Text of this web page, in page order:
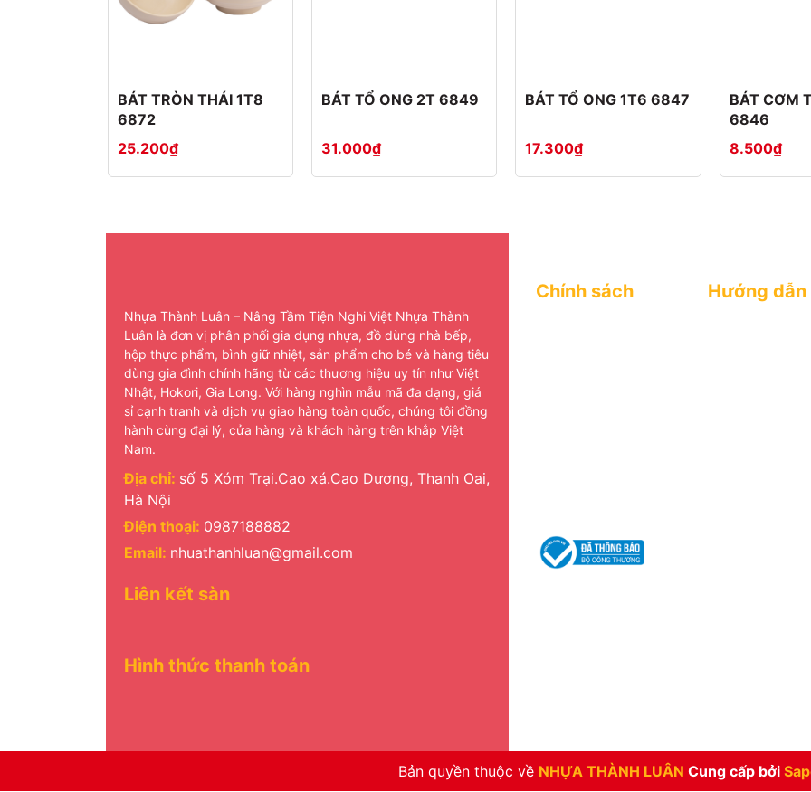
BÁT TRÒN THÁI 1T8
6872
25.200₫
BÁT TỔ ONG 2T 6849
31.000₫
BÁT TỔ ONG 1T6 6847
17.300₫
BÁT CƠM
6846
8.500₫
Nhựa Thành Luân – Nâng Tầm Tiện Nghi Việt Nhựa Thành
Luân là đơn vị phân phối gia dụng nhựa, đồ dùng nhà bếp,
hộp thực phẩm, bình giữ nhiệt, sản phẩm cho bé và hàng tiêu
dùng gia đình chính hãng từ các thương hiệu uy tín như Việt
Nhật, Hokori, Gia Long. Với hàng nghìn mẫu mã đa dạng, giá
sỉ cạnh tranh và dịch vụ giao hàng toàn quốc, chúng tôi đồng
hành cùng đại lý, cửa hàng và khách hàng trên khắp Việt
Nam.
Địa chỉ: số 5 Xóm Trại.Cao xá.Cao Dương, Thanh Oai,
Hà Nội
Điện thoại: 0987188882
Email: nhuathanhluan@gmail.com
Liên kết sàn
Hình thức thanh toán
Chính sách Hướng dẫn
Bản quyền thuộc về NHỰA THÀNH LUÂN Cung cấp bởi